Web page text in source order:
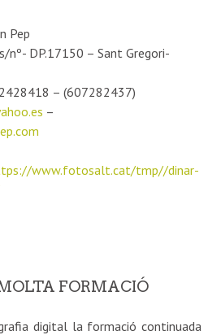
Pep
DP.17150 – Sant Gregori-
– (607282437)
–
www.fotosalt.cat/tmp//dinar-
FORMACIÓ
digital la formació continuada